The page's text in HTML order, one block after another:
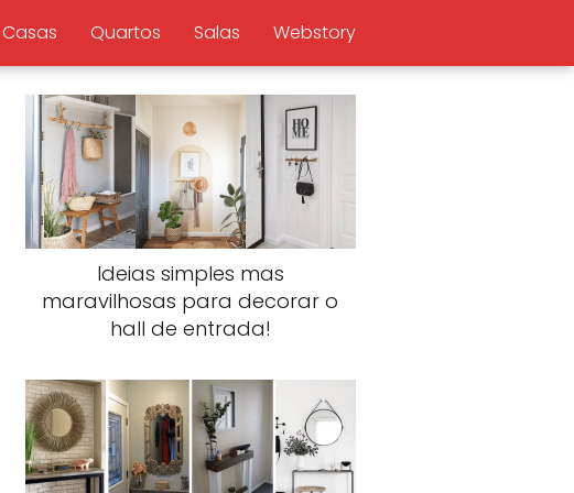
Quartos Salas Webstory
Ideias simples mas
maravilhosas para decorar o
hall de entrada!